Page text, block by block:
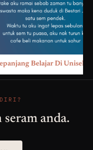
Belajar Di Unisel
anda.